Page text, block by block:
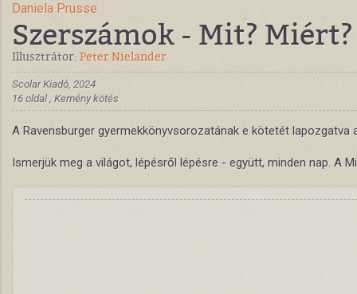
Daniela Prusse
Szerszámok - Mit?
Illusztrátor: Peter Nielander
Scolar Kiadó, 2024
16 oldal , Kemény kötés
A Ravensburger gyermekkönyvsorozatának e kötetét
Ismerjük meg a világot, lépésről lépésre - együtt, minden nap.